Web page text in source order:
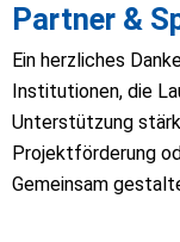
Partner &
Ein herzliches
Institutionen, die
Unterstützung
Projektförderung
Gemeinsam